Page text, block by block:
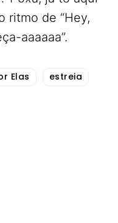
ritmo de “Hey,
aaaaaa”.
Elas
estreia